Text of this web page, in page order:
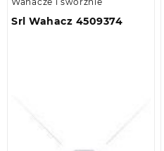
Srl Wahacz 4509374